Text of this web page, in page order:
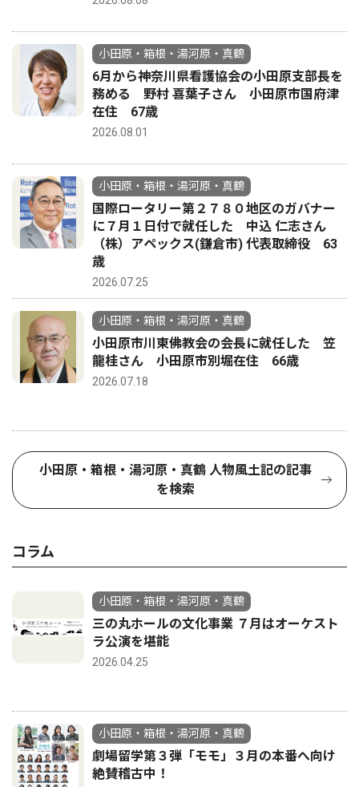
小田原・箱根・湯河原・真鶴
6月から神奈川県看護協会の小田原支部長を
務める 野村 喜葉子さん 小田原市国府津
在住 67歳
2026.08.01
小田原・箱根・湯河原・真鶴
国際ロータリー第２７８０地区のガバナー
に７月１日付で就任した 中込 仁志さん
（株）アペックス(鎌倉市) 代表取締役 63
歳
2026.07.25
小田原・箱根・湯河原・真鶴
小田原市川東佛教会の会長に就任した 笠
龍桂さん 小田原市別堀在住 66歳
2026.07.18
小田原・箱根・湯河原・真鶴 人物風土記の記事
を検索
コラム
小田原・箱根・湯河原・真鶴
三の丸ホールの文化事業 ７月はオーケスト
ラ公演を堪能
2026.04.25
小田原・箱根・湯河原・真鶴
劇場留学第３弾「モモ」３月の本番へ向け
絶賛稽古中！